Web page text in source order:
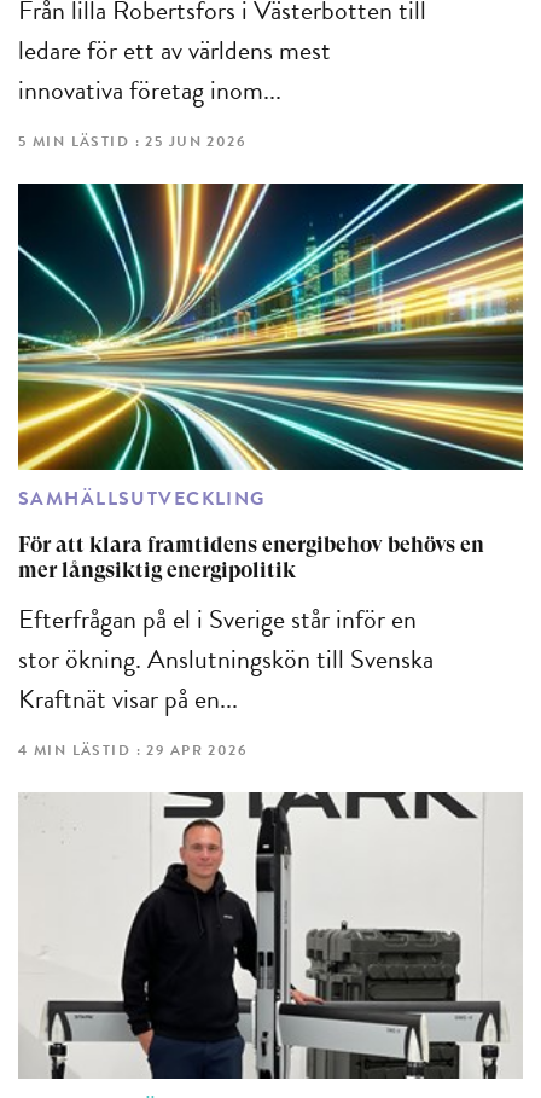
Från lilla Robertsfors i Västerbotten till
ledare för ett av världens mest
innovativa företag inom...
5 MIN LÄSTID : 25 JUN 2026
SAMHÄLLSUTVECKLING
För att klara framtidens energibehov behövs en
mer långsiktig energipolitik
Efterfrågan på el i Sverige står inför en
stor ökning. Anslutningskön till Svenska
Kraftnät visar på en...
4 MIN LÄSTID : 29 APR 2026